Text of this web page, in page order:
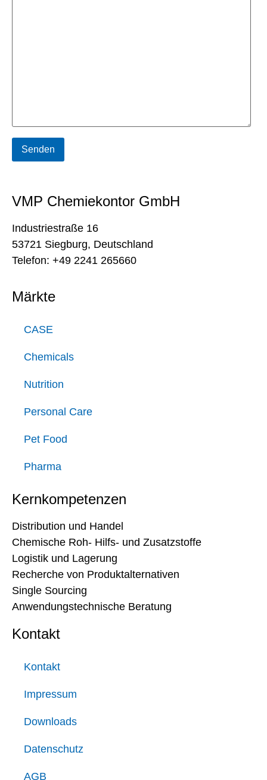
VMP Chemiekontor GmbH
Industriestraße 16
53721 Siegburg, Deutschland
Telefon: +49 2241 265660
Märkte
CASE
Chemicals
Nutrition
Personal Care
Pet Food
Pharma
Kernkompetenzen
Distribution und Handel
Chemische Roh- Hilfs- und Zusatzstoffe
Logistik und Lagerung
Recherche von Produktalternativen
Single Sourcing
Anwendungstechnische Beratung
Kontakt
Kontakt
Impressum
Downloads
Datenschutz
AGB